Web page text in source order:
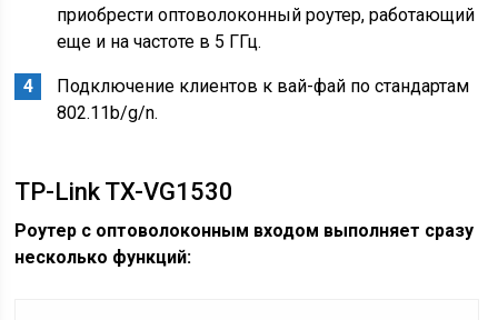
приобрести оптоволоконный роутер, работающий
еще и на частоте в 5 ГГц.
Подключение клиентов к вай-фай по стандартам
802.11b/g/n.
TP-Link TX-VG1530
Роутер с оптоволоконным входом выполняет сразу
несколько функций: